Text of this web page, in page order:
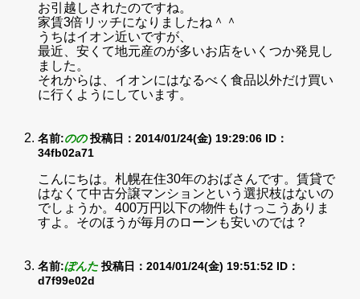
お引越しされたのですね。
家賃3倍リッチになりましたね＾＾
うちはイオン近いですが、
最近、安くて地元産のが多いお店をいくつか発見し
ました。
それからは、イオンにはなるべく食品以外だけ買い
に行くようにしています。
名前:のの 投稿日：2014/01/24(金) 19:29:06 ID：
34fb02a71
こんにちは。札幌在住30年のおばさんです。賃貸で
はなくて中古分譲マンションという選択枝はないの
でしょうか。400万円以下の物件もけっこうありま
すよ。そのほうが毎月のローンも安いのでは？
名前:ぽんた 投稿日：2014/01/24(金) 19:51:52 ID：
d7f99e02d